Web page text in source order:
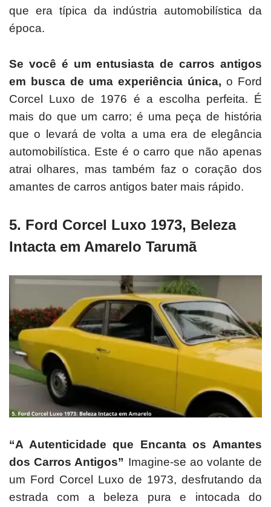
que era típica da indústria automobilística da
época.
Se você é um entusiasta de carros antigos
em busca de uma experiência única, o Ford
Corcel Luxo de 1976 é a escolha perfeita. É
mais do que um carro; é uma peça de história
que o levará de volta a uma era de elegância
automobilística. Este é o carro que não apenas
atrai olhares, mas também faz o coração dos
amantes de carros antigos bater mais rápido.
5. Ford Corcel Luxo 1973, Beleza
Intacta em Amarelo Tarumã
“A Autenticidade que Encanta os Amantes
dos Carros Antigos” Imagine-se ao volante de
um Ford Corcel Luxo de 1973, desfrutando da
estrada com a beleza pura e intocada do